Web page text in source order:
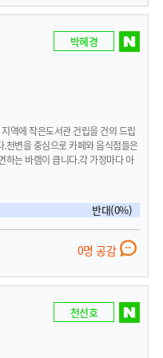
박혜경
역에 작은도서관 건립을 건의 드립
천변을 중심으로 카페와 음식점들은
하는 바램이 큽니다.각 가정마다 아
입해서 동네 주민들 이용하도록 꼭
반대(0%)
0명 공감
천선호